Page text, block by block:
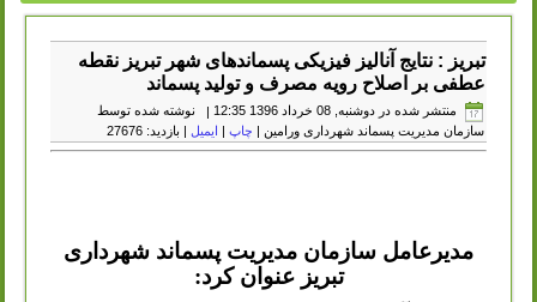
تبریز : نتایج آنالیز فیزیکی پسماندهای شهر تبریز نقطه
عطفی بر اصلاح رویه مصرف و تولید پسماند
منتشر شده در دوشنبه, 08 خرداد 1396 12:35 |
نوشته شده توسط
سازمان مدیریت پسماند شهرداری ورامین | چاپ | ایمیل | بازدید: 27676
مدیرعامل سازمان مدیریت پسماند شهرداری
تبریز عنوان کرد: